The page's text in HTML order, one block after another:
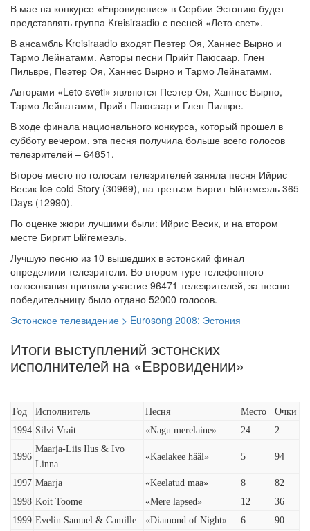
В мае на конкурсе «Евровидение» в Сербии Эстонию будет
представлять группа Kreisiraadio с песней «Лето свет».
В ансамбль Kreisiraadio входят Пеэтер Оя, Ханнес Вырно и
Тармо Лейнатамм. Авторы песни Прийт Паюсаар, Глен
Пильвре, Пеэтер Оя, Ханнес Вырно и Тармо Лейнатамм.
Авторами «Leto sveti» являются Пеэтер Оя, Ханнес Вырно,
Тармо Лейнатамм, Прийт Паюсаар и Глен Пилвре.
В ходе финала национального конкурса, который прошел в
субботу вечером, эта песня получила больше всего голосов
телезрителей – 64851.
Второе место по голосам телезрителей заняла песня Ийрис
Весик Ice-cold Story (30969), на третьем Биргит Ыйгемеэль 365
Days (12990).
По оценке жюри лучшими были: Ийрис Весик, и на втором
месте Биргит Ыйгемеэль.
Лучшую песню из 10 вышедших в эстонский финал
определили телезрители. Во втором туре телефонного
голосования приняли участие 96471 телезрителей, за песню-
победительницу было отдано 52000 голосов.
Эстонское телевидение > Eurosong 2008: Эстония
Итоги выступлений эстонских
исполнителей на «Евровидении»
Год Исполнитель Песня Место
Очки
1994 Silvi Vrait «Nagu merelaine» 24 2
1996
Maarja-Liis Ilus & Ivo
Linna
«Kaelakee hääl» 5 94
1997 Maarja «Keelatud maa» 8
82
1998 Koit Toome «Mere lapsed» 12
36
1999 Evelin Samuel & Camille «Diamond of Night» 6
90